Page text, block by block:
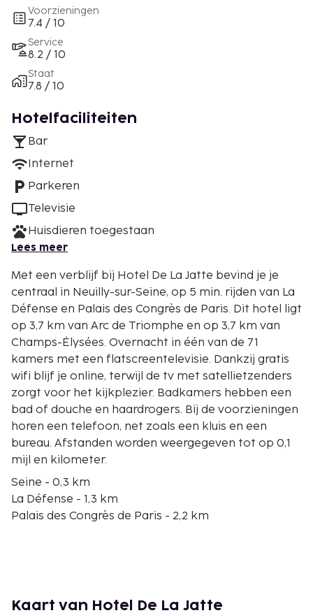
Voorzieningen
7.4 / 10
Service
8.2 / 10
Staat
7.8 / 10
Hotelfaciliteiten
Bar
Internet
Parkeren
Televisie
Huisdieren toegestaan
Lees meer
Met een verblijf bij Hotel De La Jatte bevind je je
centraal in Neuilly-sur-Seine, op 5 min. rijden van La
Défense en Palais des Congrès de Paris. Dit hotel ligt
op 3,7 km van Arc de Triomphe en op 3,7 km van
Champs-Élysées. Overnacht in één van de 71
kamers met een flatscreentelevisie. Dankzij gratis
wifi blijf je online, terwijl de tv met satellietzenders
zorgt voor het kijkplezier. Badkamers hebben een
bad of douche en haardrogers. Bij de voorzieningen
horen een telefoon, net zoals een kluis en een
bureau. Afstanden worden weergegeven tot op 0,1
mijl en kilometer.
Seine - 0,3 km
La Défense - 1,3 km
Palais des Congrès de Paris - 2,2 km
Rue du Faubourg Saint-Honoré - 3 km
Kaart van Hotel De La Jatte